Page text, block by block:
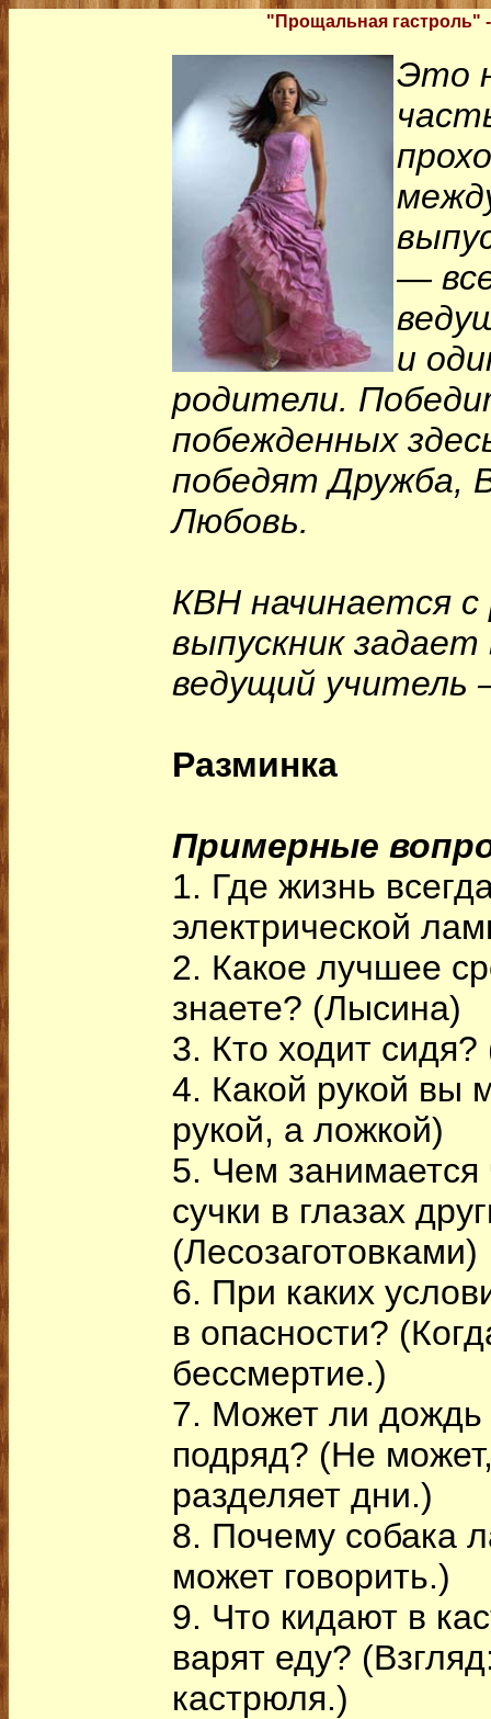
"Прощальная гастроль"
Это
—
и
родители.
побежденных
победят Дружба,
Любовь.
КВН начинается
выпускник
ведущий учитель
Разминка
Примерные
1. Где жизнь
электрической
2. Какое лучшее
знаете? (Лысина)
3. Кто ходит
4. Какой рукой вы
рукой, а ложкой)
5. Чем
сучки в глазах
(Лесозаготовками)
6. При каких
в опасности?
бессмертие.)
7. Может ли дождь
подряд? (Не
разделяет дни.)
8. Почему собака
может говорить.)
9. Что кидают в
варят еду?
кастрюля.)